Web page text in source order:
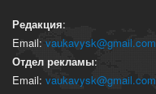
Редакция:
Email: vaukavysk@gmail.com
Отдел рекламы:
Email: vaukavysk@gmail.com